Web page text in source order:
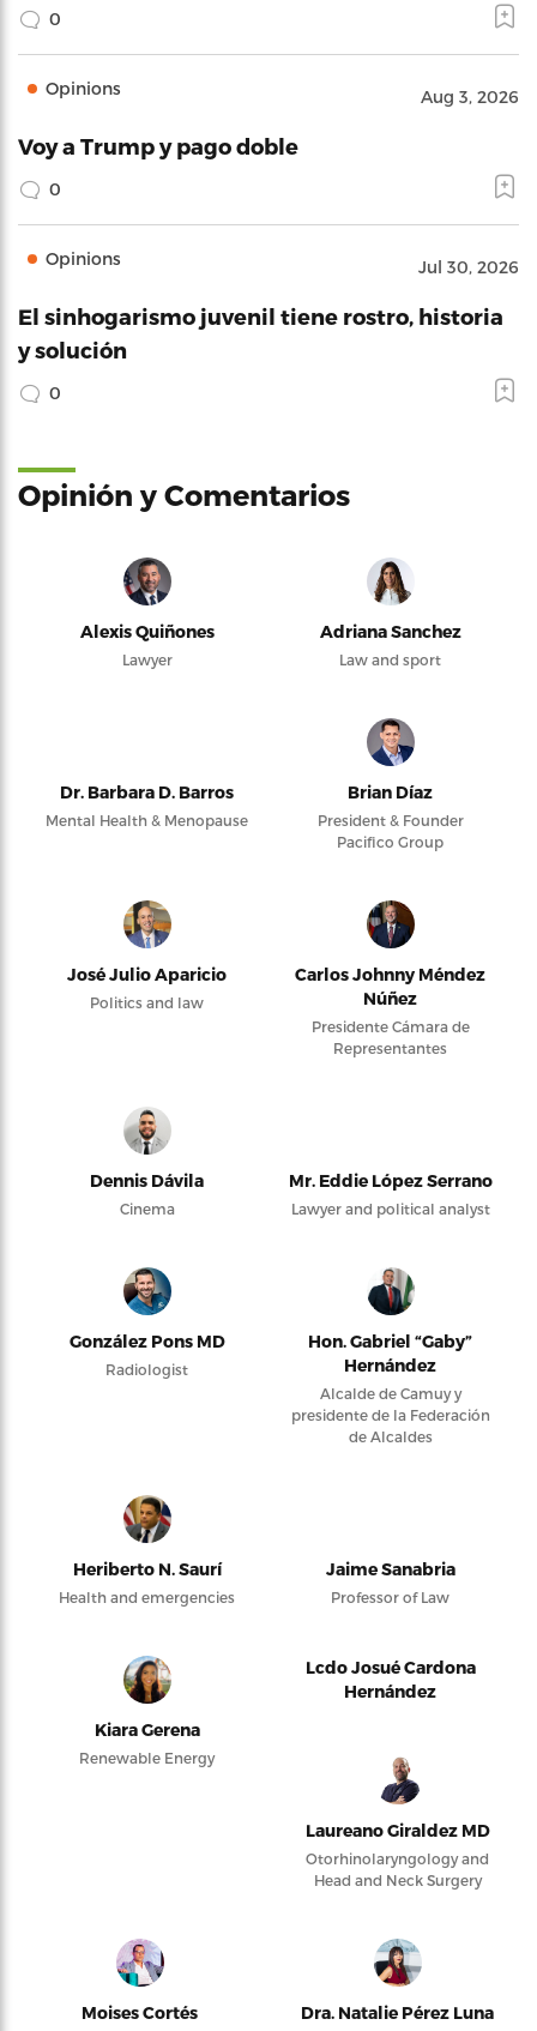
0
Opinions Aug 3, 2026
Voy a Trump y pago doble
0
Opinions Jul 30, 2026
El sinhogarismo juvenil tiene rostro, historia
y solución
0
Opinión y Comentarios
Alexis Quiñones
Lawyer
Adriana Sanchez
Law and sport
Dr. Barbara D. Barros
Mental Health & Menopause
Brian Díaz
President & Founder
Pacifico Group
José Julio Aparicio
Politics and law
Carlos Johnny Méndez
Núñez
Presidente Cámara de
Representantes
Dennis Dávila
Cinema
Mr. Eddie López Serrano
Lawyer and political analyst
González Pons MD
Radiologist
Hon. Gabriel “Gaby”
Hernández
Alcalde de Camuy y
presidente de la Federación
de Alcaldes
Heriberto N. Saurí
Health and emergencies
Jaime Sanabria
Professor of Law
Kiara Gerena
Renewable Energy
Lcdo Josué Cardona
Hernández
Laureano Giraldez MD
Otorhinolaryngology and
Head and Neck Surgery
Moises Cortés Dra. Natalie Pérez Luna